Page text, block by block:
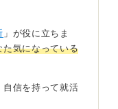
グができるよう
実しているた
」が役に立ちま
た気になっている
自信を持って就活